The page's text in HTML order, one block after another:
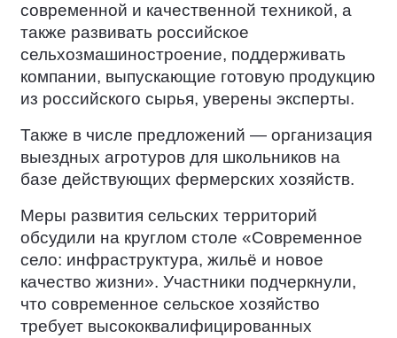
современной и качественной техникой, а
также развивать российское
сельхозмашиностроение, поддерживать
компании, выпускающие готовую продукцию
из российского сырья, уверены эксперты.
Также в числе предложений — организация
выездных агротуров для школьников на
базе действующих фермерских хозяйств.
Меры развития сельских территорий
обсудили на круглом столе «Современное
село: инфраструктура, жильё и новое
качество жизни». Участники подчеркнули,
что современное сельское хозяйство
требует высококвалифицированных